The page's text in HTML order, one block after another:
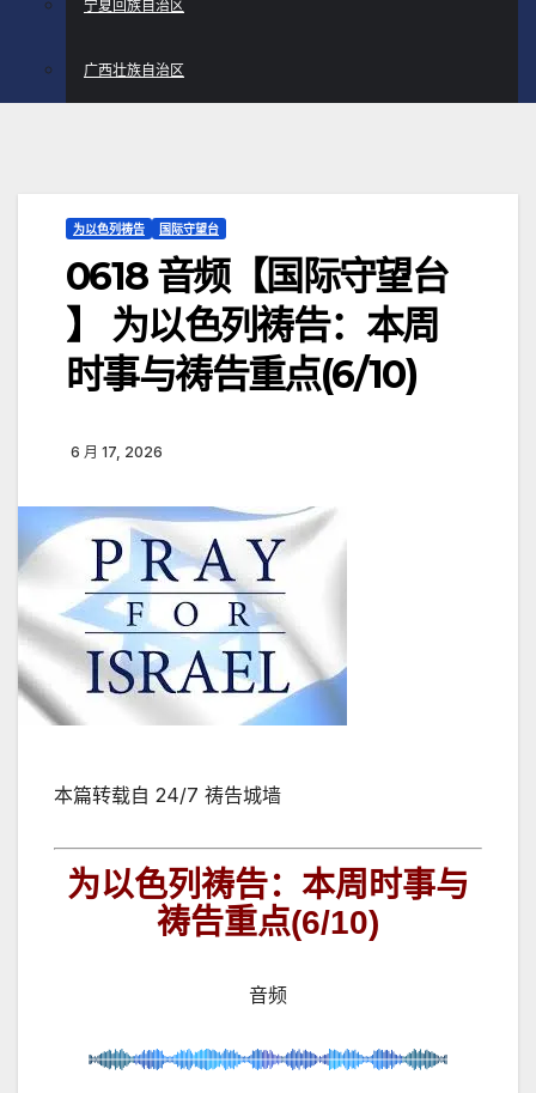
宁夏回族自治区
广西壮族自治区
为以色列祷告 国际守望台
0618 音频【国际守望台
】 为以色列祷告：本周
时事与祷告重点(6/10)
6 月 17, 2026
本篇转载自 24/7 祷告城墙
为以色列祷告：本周时事与
祷告重点(6/10)
音频